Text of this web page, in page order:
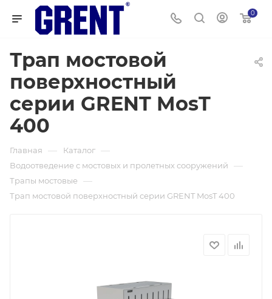
0
Трап мостовой
поверхностный
серии GRENT MosT
400
Главная — Каталог —
Водоотведение с мостовых и пролетных сооружений —
Трапы мостовые —
Трап мостовой поверхностный серии GRENT MosT 400